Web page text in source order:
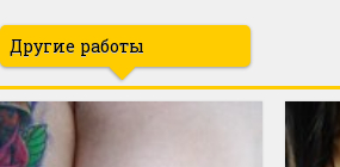
Другие работы